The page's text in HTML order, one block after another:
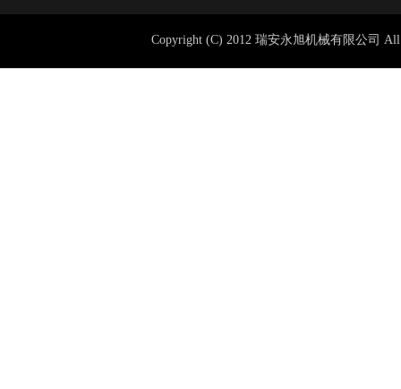
Copyright (C) 2012 瑞安永旭机械有限公司 All